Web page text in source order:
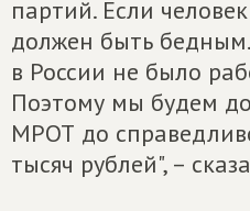
партий. Если
должен быть
в России не было
Поэтому мы будем
МРОТ до
тысяч рублей", –